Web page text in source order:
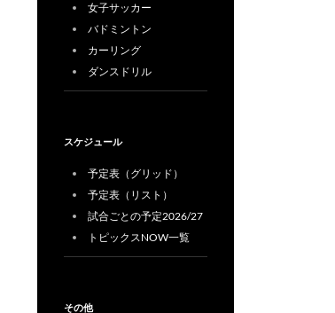
女子サッカー
バドミントン
カーリング
ダンスドリル
スケジュール
予定表（グリッド）
予定表（リスト）
試合ごとの予定2026/27
トピックスNOW一覧
その他